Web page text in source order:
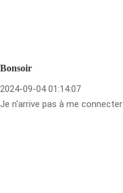
Bonsoir
2024-09-04 01:14:07
Je n'arrive pas à me connecter